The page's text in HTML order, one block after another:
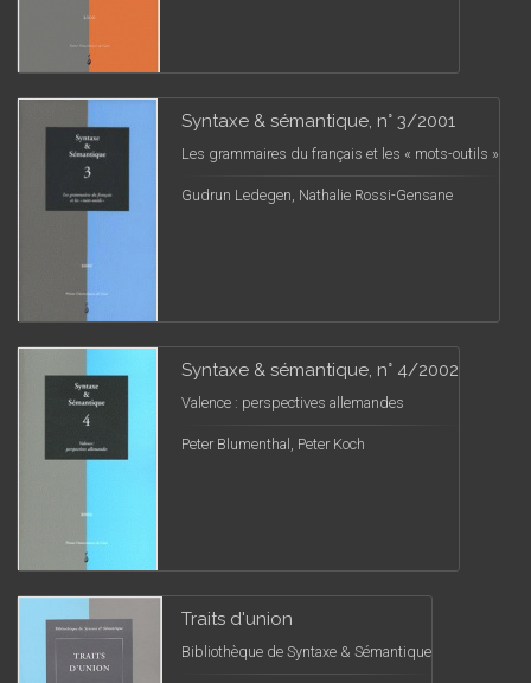
Syntaxe & sémantique, n° 3/2001
Les grammaires du français et les « mots-outils »
Gudrun Ledegen, Nathalie Rossi-Gensane
Syntaxe & sémantique, n° 4/2002
Valence : perspectives allemandes
Peter Blumenthal, Peter Koch
Traits d'union
Bibliothèque de Syntaxe & Sémantique